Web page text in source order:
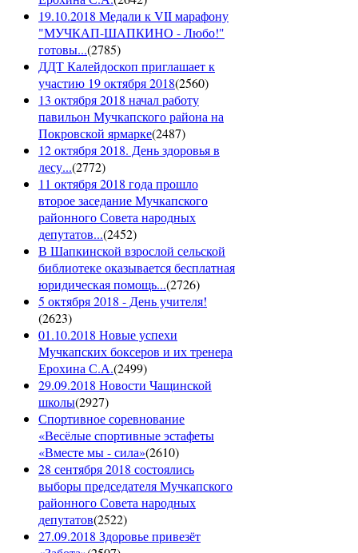
19.10.2018 Медали к VII марафону
"МУЧКАП-ШАПКИНО - Любо!"
готовы...(2785)
ДДТ Калейдоскоп приглашает к
участию 19 октября 2018(2560)
13 октября 2018 начал работу
павильон Мучкапского района на
Покровской ярмарке(2487)
12 октября 2018. День здоровья в
лесу...(2772)
11 октября 2018 года прошло
второе заседание Мучкапского
районного Совета народных
депутатов...(2452)
В Шапкинской взрослой сельской
библиотеке оказывается бесплатная
юридическая помощь...(2726)
5 октября 2018 - День учителя!
(2623)
01.10.2018 Новые успехи
Мучкапских боксеров и их тренера
Ерохина С.А.(2499)
29.09.2018 Новости Чащинской
школы(2927)
Спортивное соревнование
«Весёлые спортивные эстафеты
«Вместе мы - сила»(2610)
28 сентября 2018 состоялись
выборы председателя Мучкапского
районного Совета народных
депутатов(2522)
27.09.2018 Здоровье привезёт